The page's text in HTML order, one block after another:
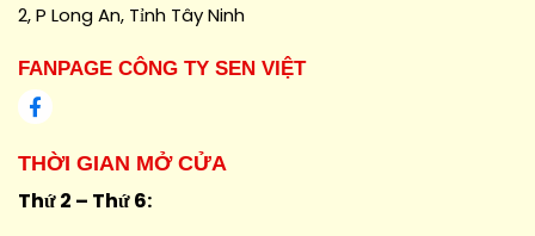
2, P Long An, Tỉnh Tây Ninh
FANPAGE CÔNG TY SEN VIỆT
THỜI GIAN MỞ CỬA
Thứ 2 – Thứ 6: